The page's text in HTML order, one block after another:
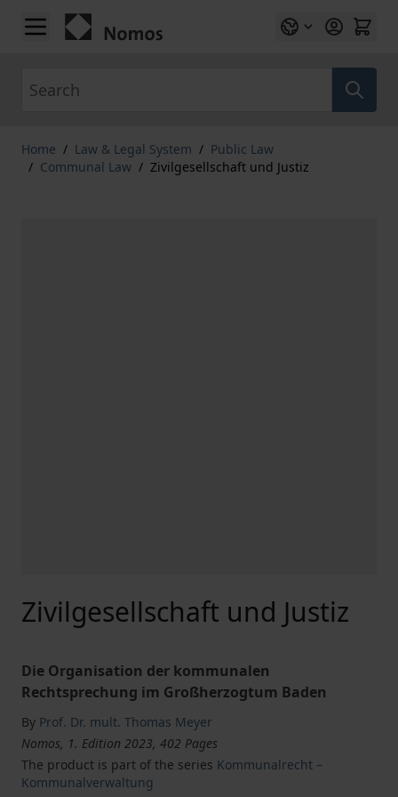
Skip to Content
Home / Law & Legal System / Public Law
/ Communal Law / Zivilgesellschaft und Justiz
Zivilgesellschaft und Justiz
Die Organisation der kommunalen
Rechtsprechung im Großherzogtum Baden
By Prof. Dr. mult. Thomas Meyer
Nomos, 1. Edition 2023, 402 Pages
The product is part of the series Kommunalrecht –
Kommunalverwaltung